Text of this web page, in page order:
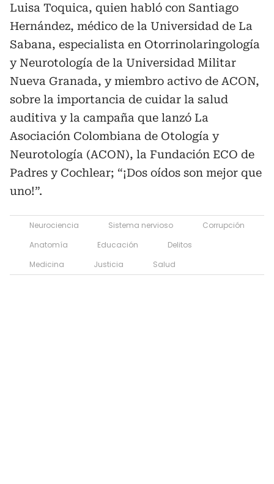
Luisa Toquica, quien habló con Santiago
Hernández, médico de la Universidad de La
Sabana, especialista en Otorrinolaringología
y Neurotología de la Universidad Militar
Nueva Granada, y miembro activo de ACON,
sobre la importancia de cuidar la salud
auditiva y la campaña que lanzó La
Asociación Colombiana de Otología y
Neurotología (ACON), la Fundación ECO de
Padres y Cochlear; “¡Dos oídos son mejor que
uno!”.
Neurociencia Sistema nervioso
Corrupción
Anatomía
Educación
Delitos
Medicina
Justicia Salud